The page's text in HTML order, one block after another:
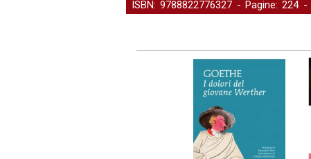
ISBN: 9788822776327 - Pagine: 224 -